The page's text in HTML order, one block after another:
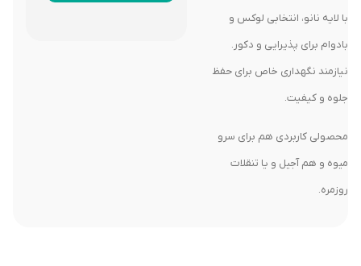
با لایه نانو، انتخابی لوکس و
بادوام برای پذیرایی و دکور.
نیازمند نگهداری خاص برای حفظ
جلوه و کیفیت.
محصولی کاربردی هم برای سرو
میوه و هم آجیل و یا تنقلات
روزمره.